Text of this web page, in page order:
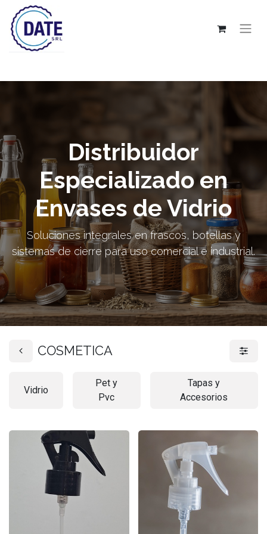
Distribuidor
Especializado en
Envases de Vidrio
Soluciones integrales en frascos, botellas y
sistemas de cierre para uso comercial e industrial.
COSMETICA
Vidrio
Pet y
Pvc
Tapas y
Accesorios